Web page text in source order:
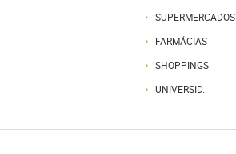
SUPERMERCADOS
FARMÁCIAS
SHOPPINGS
UNIVERSID.